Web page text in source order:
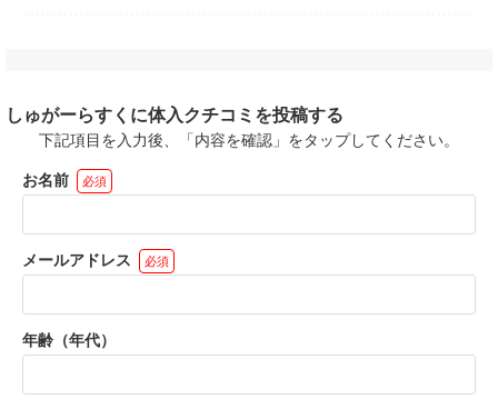
さん歓
❤️送り完備
しゅがーらすくに体入クチコミを投稿する
下記項目を入力後、「内容を確認」をタップしてください。
お名前 必須
メールアドレス 必須
年齢（年代）